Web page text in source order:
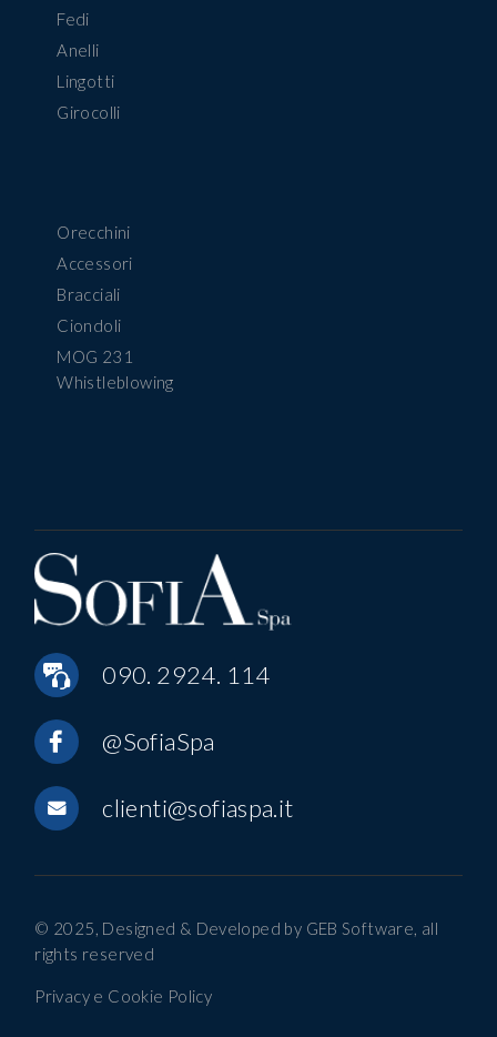
Fedi
Anelli
Lingotti
Girocolli
Orecchini
Accessori
Bracciali
Ciondoli
MOG 231
Whistleblowing
090. 2924. 114
@SofiaSpa
clienti@sofiaspa.it
© 2025, Designed & Developed by GEB Software, all
rights reserved
Privacy e Cookie Policy